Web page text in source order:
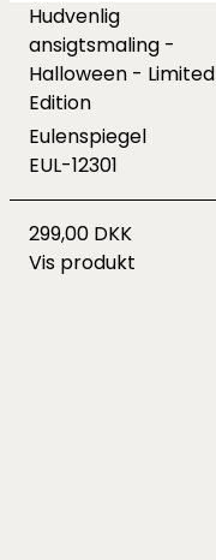
Hudvenlig
ansigtsmaling -
Halloween - Limited
Edition
Eulenspiegel
EUL-12301
299,00 DKK
Vis produkt